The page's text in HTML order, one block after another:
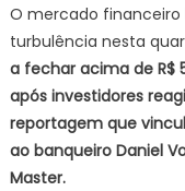
5
e
bolsa
cai
2%
em
O mercado
turbulência nesta
a fechar acima de R$
após investidores
reportagem que
ao banqueiro Daniel
Master.